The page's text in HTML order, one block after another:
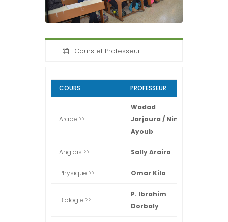
Cours et Professeur
COURS PROFESSEUR
Arabe >>
Wadad
Jarjoura / Nina
Ayoub
Anglais >> Sally Arairo
Physique >> Omar Kilo
Biologie >>
P. Ibrahim
Dorbaly